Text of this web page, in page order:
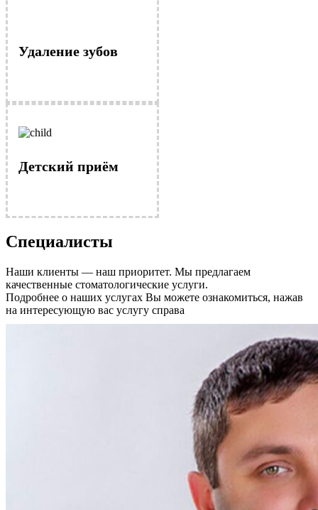
Удаление зубов
Детский приём
Специалисты
Наши клиенты — наш приоритет. Мы предлагаем
качественные стоматологические услуги.
Подробнее о наших услугах Вы можете ознакомиться, нажав
на интересующую вас услугу справа